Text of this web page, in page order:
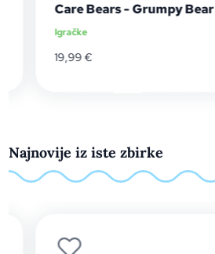
Care Bears - Grumpy Bear
Igračke
19,99€
Najnovije iz iste zbirke